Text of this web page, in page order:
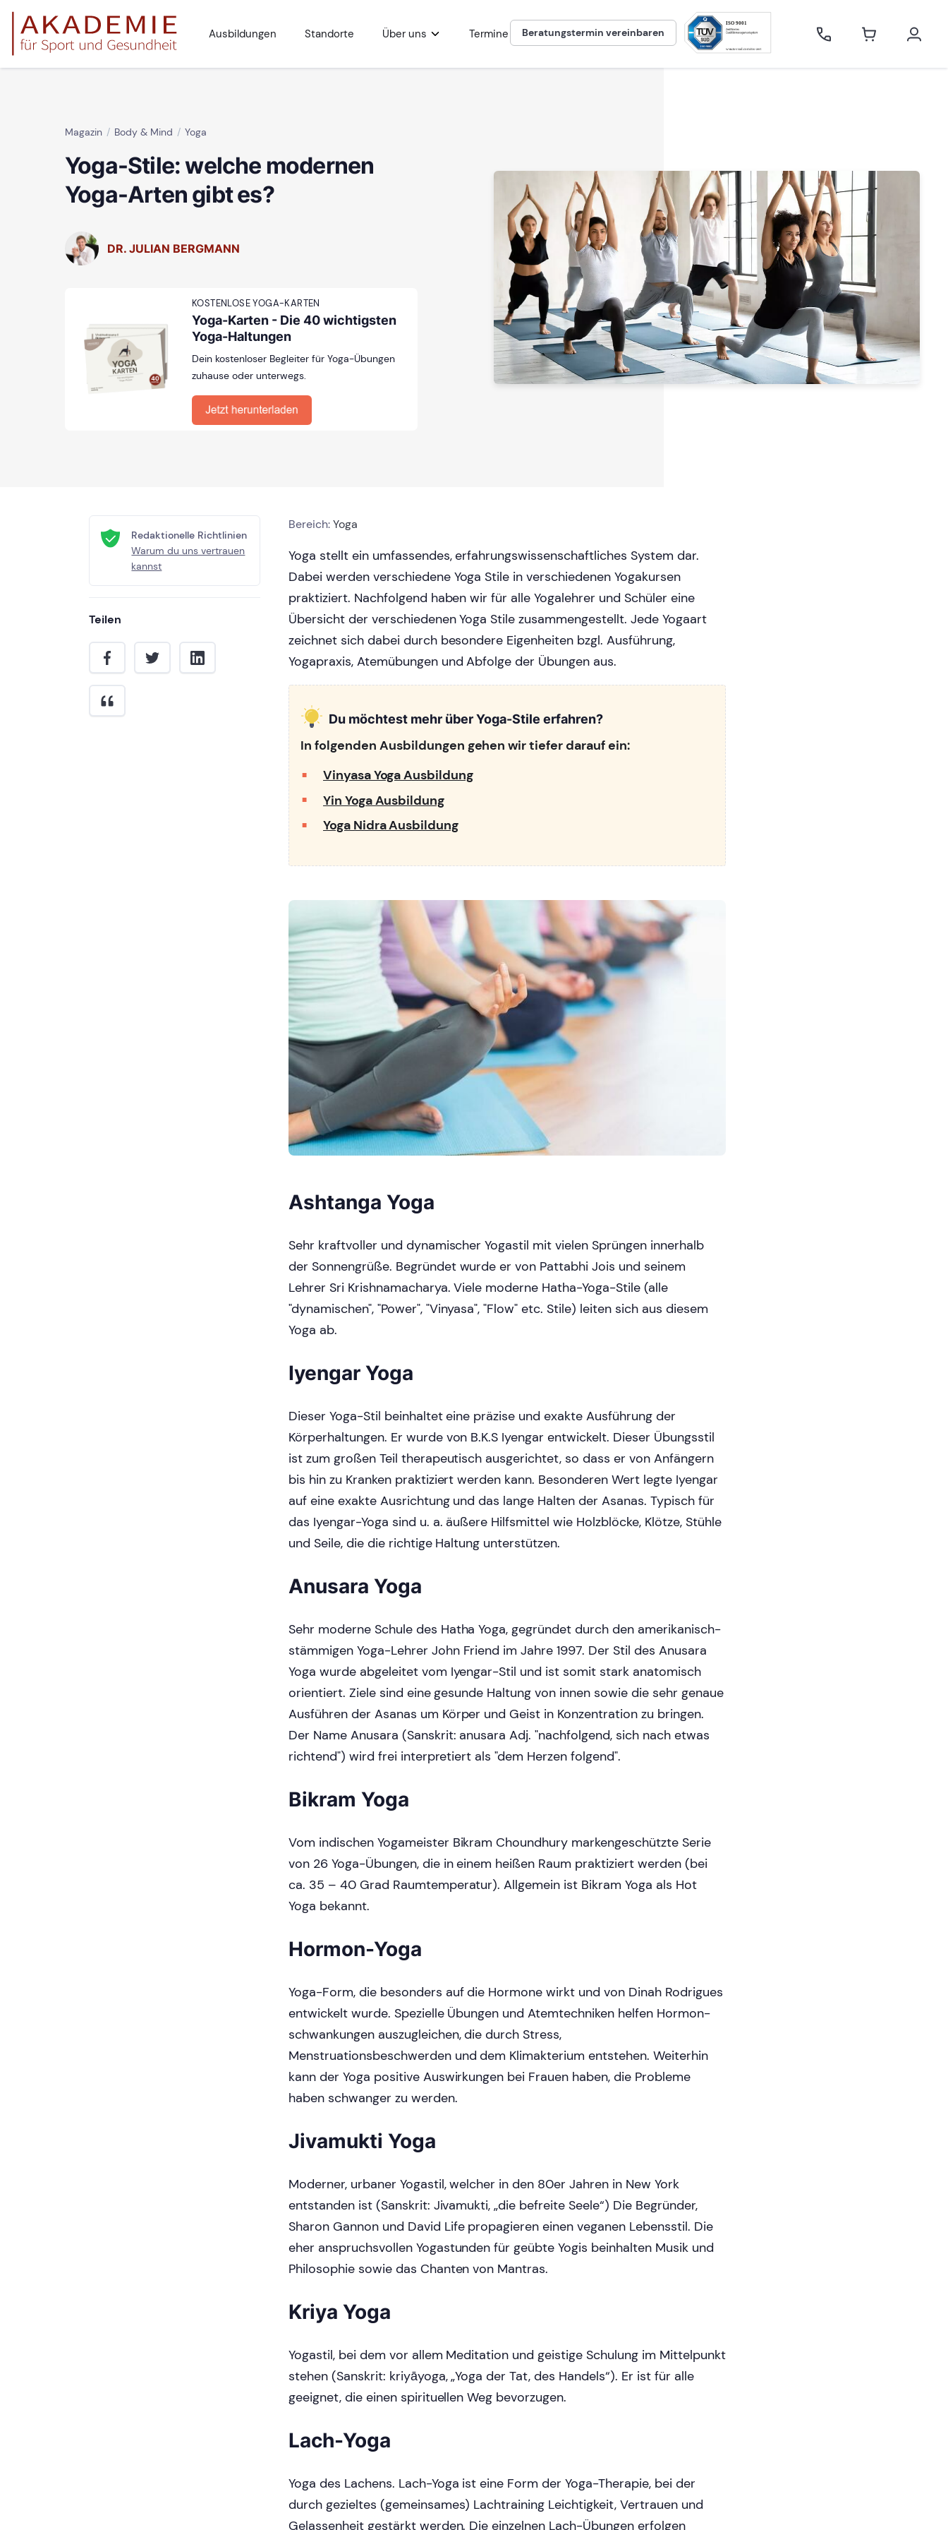
Ausbildungen Standorte Über uns Termine Beratungstermin vereinbaren
Magazin Body & Mind Yoga
Yoga-Stile: welche modernen
Yoga-Arten gibt es?
DR. JULIAN BERGMANN
KOSTENLOSE YOGA-KARTEN
Yoga-Karten - Die 40 wichtigsten
Yoga-Haltungen
Dein kostenloser Begleiter für Yoga-Übungen
zuhause oder unterwegs.
Redaktionelle Richtlinien
Warum du uns vertrauen
kannst
Teilen
Bereich:Yoga
Yoga stellt ein umfassendes, erfahrungswissenschaftliches System dar.
Dabei werden verschiedene Yoga Stile in verschiedenen Yogakursen
praktiziert. Nachfolgend haben wir für alle Yogalehrer und Schüler eine
Übersicht der verschiedenen Yoga Stile zusammengestellt. Jede Yogaart
zeichnet sich dabei durch besondere Eigenheiten bzgl. Ausführung,
Yogapraxis, Atemübungen und Abfolge der Übungen aus.
Du möchtest mehr über Yoga-Stile erfahren?
In folgenden Ausbildungen gehen wir tiefer darauf ein:
Vinyasa Yoga Ausbildung
Yin Yoga Ausbildung
Yoga Nidra Ausbildung
Ashtanga Yoga
Sehr kraftvoller und dynamischer Yogastil mit vielen Sprüngen innerhalb
der Sonnengrüße. Begründet wurde er von Pattabhi Jois und seinem
Lehrer Sri Krishnamacharya. Viele moderne Hatha-Yoga-Stile (alle
"dynamischen", "Power", "Vinyasa", "Flow" etc. Stile) leiten sich aus diesem
Yoga ab.
Iyengar Yoga
Dieser Yoga-Stil beinhaltet eine präzise und exakte Ausführung der
Körperhaltungen. Er wurde von B.K.S Iyengar entwickelt. Dieser Übungsstil
ist zum großen Teil therapeutisch ausgerichtet, so dass er von Anfängern
bis hin zu Kranken praktiziert werden kann. Besonderen Wert legte Iyengar
auf eine exakte Ausrichtung und das lange Halten der Asanas. Typisch für
das Iyengar-Yoga sind u. a. äußere Hilfsmittel wie Holzblöcke, Klötze, Stühle
und Seile, die die richtige Haltung unterstützen.
Anusara Yoga
Sehr moderne Schule des Hatha Yoga, gegründet durch den amerikanisch-
stämmigen Yoga-Lehrer John Friend im Jahre 1997. Der Stil des Anusara
Yoga wurde abgeleitet vom Iyengar-Stil und ist somit stark anatomisch
orientiert. Ziele sind eine gesunde Haltung von innen sowie die sehr genaue
Ausführen der Asanas um Körper und Geist in Konzentration zu bringen.
Der Name Anusara (Sanskrit: anusara Adj. "nachfolgend, sich nach etwas
richtend") wird frei interpretiert als "dem Herzen folgend".
Bikram Yoga
Vom indischen Yogameister Bikram Choundhury markengeschützte Serie
von 26 Yoga-Übungen, die in einem heißen Raum praktiziert werden (bei
ca. 35 – 40 Grad Raum­temperatur). Allgemein ist Bikram Yoga als Hot
Yoga bekannt.
Hormon-Yoga
Yoga-Form, die besonders auf die Hormone wirkt und von Dinah Rodrigues
entwickelt wurde. Spezielle Übungen und Atemtechniken helfen Hormon­
schwankungen auszugleichen, die durch Stress,
Menstruationsbeschwerden und dem Klimakterium entstehen. Weiterhin
kann der Yoga positive Auswirkungen bei Frauen haben, die Probleme
haben schwanger zu werden.
Jivamukti Yoga
Moderner, urbaner Yogastil, welcher in den 80er Jahren in New York
entstanden ist (Sanskrit: Jivamukti, „die befreite Seele“) Die Begründer,
Sharon Gannon und David Life propagieren einen veganen Lebensstil. Die
eher anspruchsvollen Yogastunden für geübte Yogis beinhalten Musik und
Philosophie sowie das Chanten von Mantras.
Kriya Yoga
Yogastil, bei dem vor allem Meditation und geistige Schulung im Mittelpunkt
stehen (Sanskrit: kriyāyoga, „Yoga der Tat, des Handels“). Er ist für alle
geeignet, die einen spirituellen Weg bevorzugen.
Lach-Yoga
Yoga des Lachens. Lach-Yoga ist eine Form der Yoga-Therapie, bei der
durch gezieltes (gemeinsames) Lachtraining Leichtigkeit, Vertrauen und
Gelassenheit gestärkt werden. Die einzelnen Lach-Übungen erfolgen